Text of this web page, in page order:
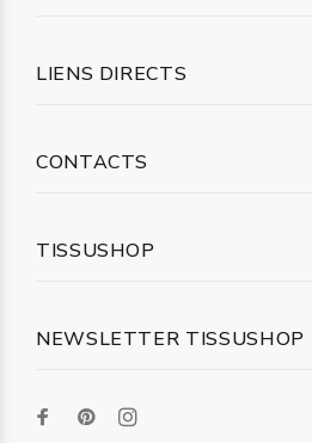
NEWSLETTER TISSUSHOP
LIENS DIRECTS
CONTACTS
TISSUSHOP